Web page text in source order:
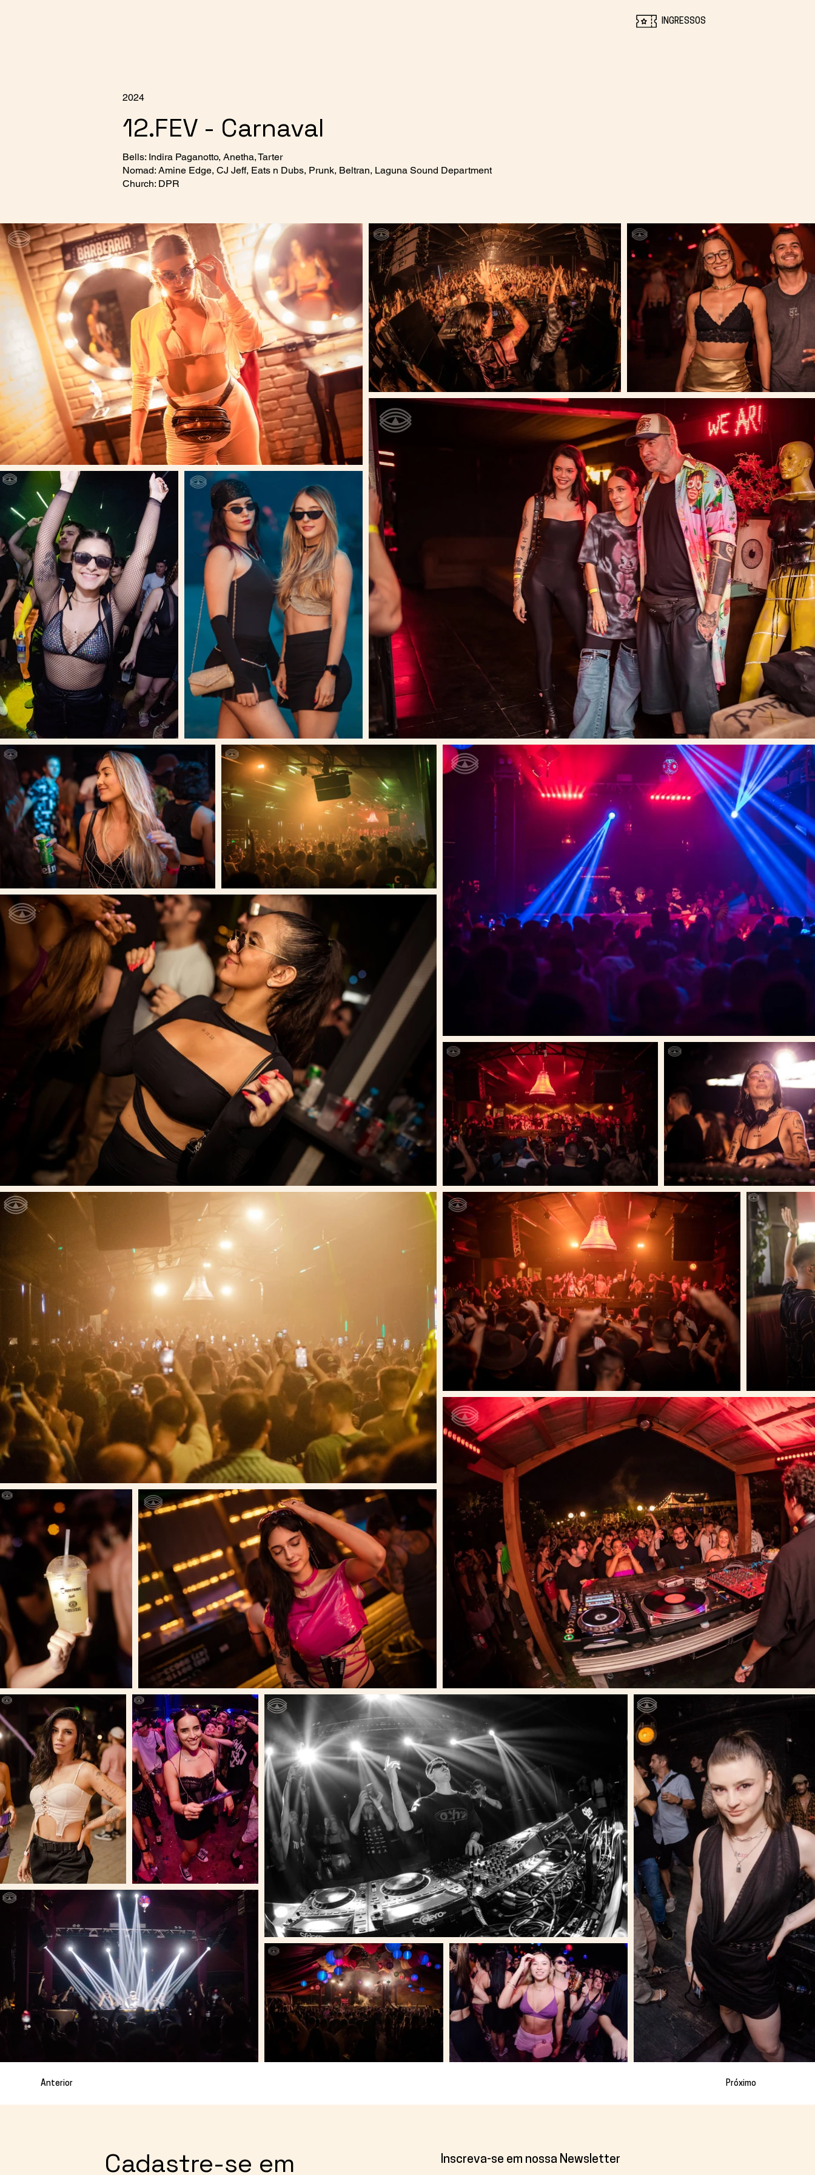
INGRESSOS
Bells: Indira Paganotto, Anetha, Tarter
Nomad: Amine Edge, CJ Jeff, Eats n Dubs, Prunk, Beltran, Laguna Sound Department
Church: DPR
12.FEV - Carnaval
2024
Anterior Próximo
Cadastre-se em Inscreva-se em nossa Newsletter